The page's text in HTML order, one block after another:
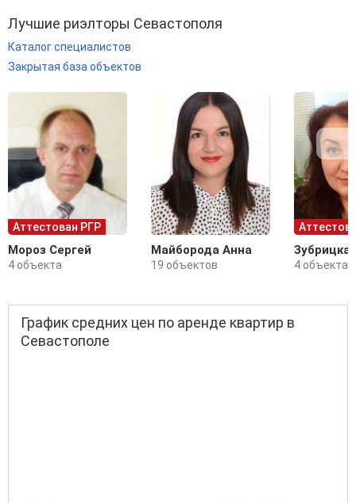
Лучшие риэлторы Севастополя
Каталог специалистов
Закрытая база объектов
Аттестован РГР
Мороз Сергей
4 объекта
Майборода Анна
19 объектов 4 объекта
График средних цен по аренде квартир в
Севастополе